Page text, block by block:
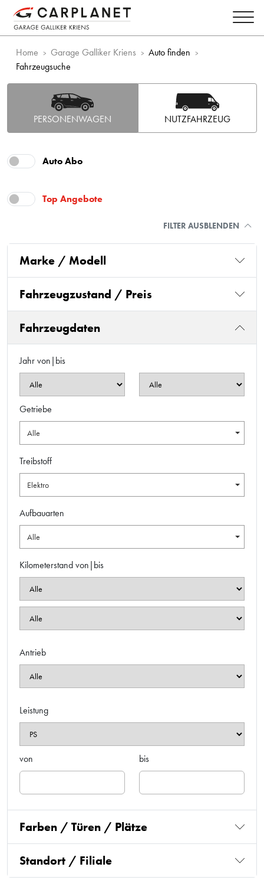
Home Garage Galliker Kriens
Auto finden
Fahrzeugsuche
PERSONENWAGEN NUTZFAHRZEUG
Auto Abo
Top Angebote
FILTER AUSBLENDEN
Marke / Modell
Fahrzeugzustand / Preis
Fahrzeugdaten
Jahr von|bis
Getriebe
Alle
Treibstoff
Elektro
Aufbauarten
Alle
Kilometerstand von|bis
Antrieb
Leistung
von bis
Farben / Türen / Plätze
Standort / Filiale